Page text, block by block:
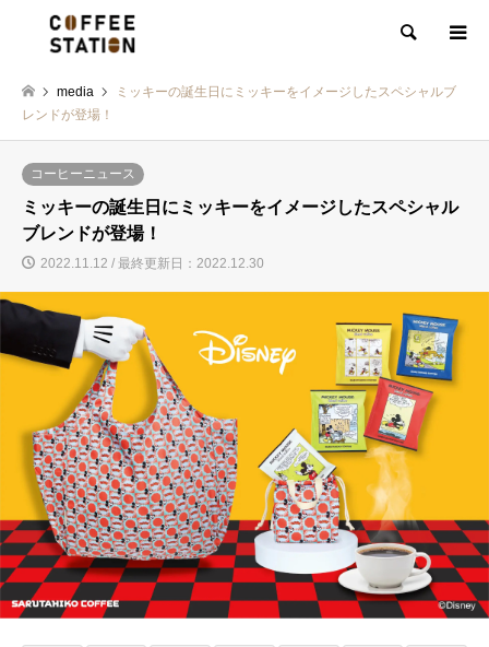
検索
media
ミッキーの誕生日にミッキーをイメージしたスペシャルブ
レンドが登場！
コーヒーニュース
ミッキーの誕生日にミッキーをイメージしたスペシャル
ブレンドが登場！
2022.11.12 / 最終更新日：2022.12.30